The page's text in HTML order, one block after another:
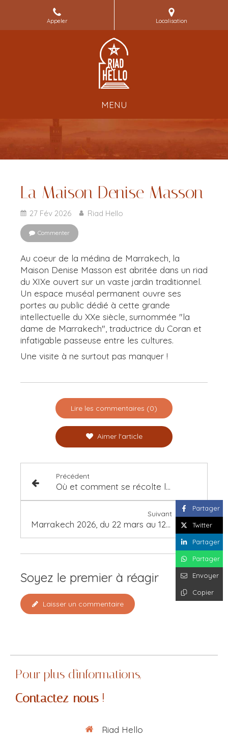
Appeler Localisation
MENU
La Maison Denise Masson
27 Fév 2026 Riad Hello
Commenter
Au coeur de la médina de Marrakech, la
Maison Denise Masson est abritée dans un riad
du XIXe ouvert sur un vaste jardin traditionnel.
Un espace muséal permanent ouvre ses
portes au public dédié à cette grande
intellectuelle du XXe siècle, surnommée "la
dame de Marrakech", traductrice du Coran et
infatigable passeuse entre les cultures.
Une visite à ne surtout pas manquer !
Lire les commentaires (0)
Aimer l'article
Précédent
Où et comment se récolte le Safran ?
Suivant
Marrakech 2026, du 22 mars au 12 avril, Moussem de la Fleur d’Oranger
Partager
Twitter
Partager
Partager
Envoyer
Copier
Soyez le premier à réagir
Laisser un commentaire
Pour plus d'informations,
Contactez-nous !
Riad Hello